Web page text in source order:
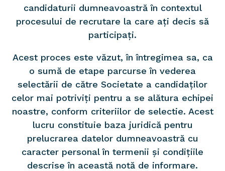
candidaturii dumneavoastră în contextul
procesului de recrutare la care ați decis să
participați.
Acest proces este văzut, în întregimea sa, ca
o sumă de etape parcurse în vederea
selectării de către Societate a candidaților
celor mai potriviți pentru a se alătura echipei
noastre, conform criteriilor de selectie. Acest
lucru constituie baza juridică pentru
prelucrarea datelor dumneavoastră cu
caracter personal în termenii și condițiile
descrise în această notă de informare.